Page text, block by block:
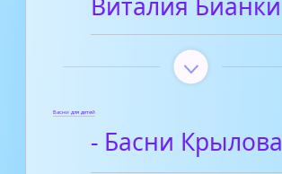
Виталия Бианки
Басни для детей
- Басни Крылова